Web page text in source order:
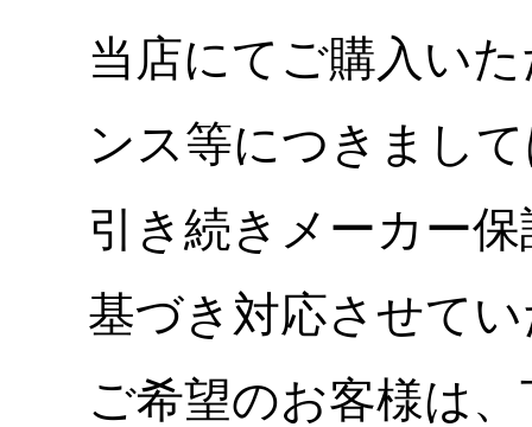
当店にてご購入い
ンス等につきまし
引き続きメーカー
基づき対応させて
ご希望のお客様は